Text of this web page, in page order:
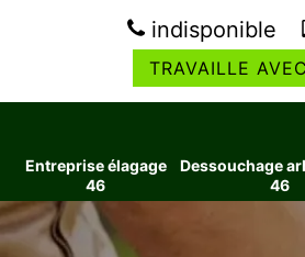
indisponible
TRAVAILLE
Entreprise élagage
46
Dessouchage
46